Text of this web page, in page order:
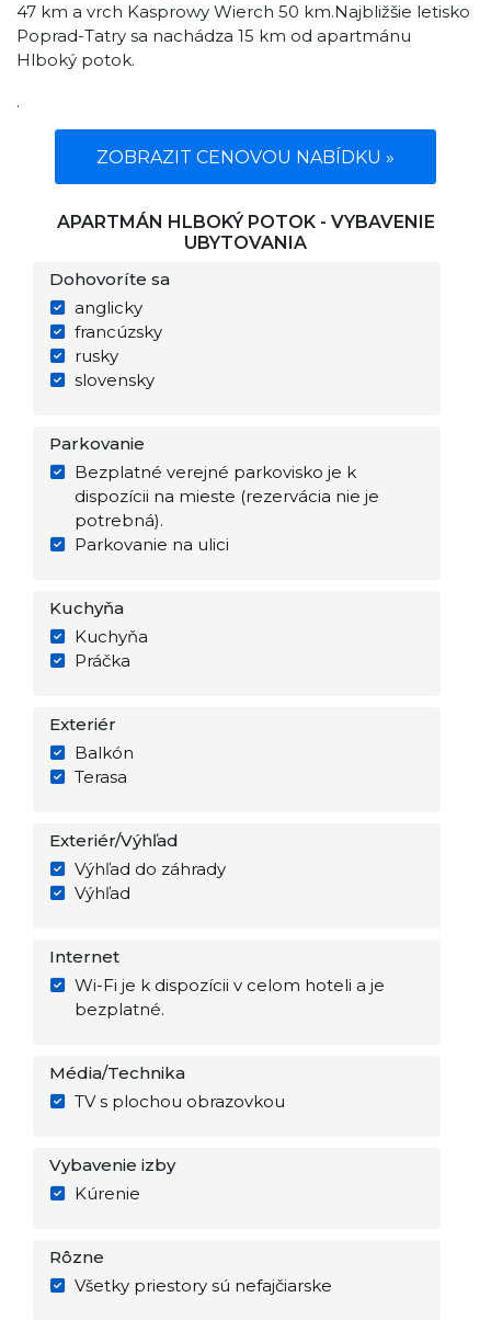
47 km a vrch Kasprowy Wierch 50 km.Najbližšie letisko
Poprad-Tatry sa nachádza 15 km od apartmánu
Hlboký potok.
.
ZOBRAZIT CENOVOU NABÍDKU »
APARTMÁN HLBOKÝ POTOK - VYBAVENIE
UBYTOVANIA
Dohovoríte sa
anglicky
francúzsky
rusky
slovensky
Parkovanie
Bezplatné verejné parkovisko je k
dispozícii na mieste (rezervácia nie je
potrebná).
Parkovanie na ulici
Kuchyňa
Kuchyňa
Práčka
Exteriér
Balkón
Terasa
Exteriér/Výhľad
Výhľad do záhrady
Výhľad
Internet
Wi-Fi je k dispozícii v celom hoteli a je
bezplatné.
Média/Technika
TV s plochou obrazovkou
Vybavenie izby
Kúrenie
Rôzne
Všetky priestory sú nefajčiarske